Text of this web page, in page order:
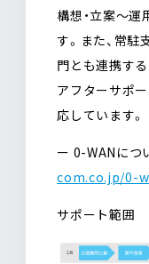
構想・立案〜
す。また、常
門とも連携す
アフターサポ
応しています。
ー 0-WANにつ
com.co.jp/0-
サポート範囲